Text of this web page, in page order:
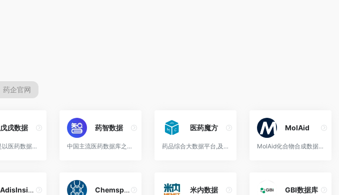
药企官网
戊戌数据
戊戌数据是以医药数据为核心，集数据、资讯、政策于一体的信息服务平台，国内第一家信息开放、共享的医药数据库。
药智数据
中国主流医药数据库之一，拥有药品研发、生产检验、合理用药、市场信息、中药材、医疗器械、食品安全、化妆品等板块100余个数据库
医药魔方
药品综合大数据平台,及时的全球药品信息,好评的药品数据
MolAid
MolAid化合物合成数据检索平台，作为国内领先的化学数据库致力于化学合成实验全场景覆盖，为用户提供精准数据服务。
AdisInsight药研数据 Chemspider 米内数据 GBI数据库